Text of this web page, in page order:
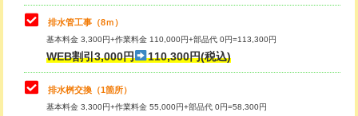
マス交換（深さ50㎝未満）
マス交換（深さ50㎝以上） 66,000円
コンクリート斫り（厚さ10㎝まで）
その他部品の脱着
交換・取付（タンク） 22,000円+材料費
交換・取付(単水栓（壁付・デッキ
式）)
排水管工事（8ｍ）
基本料金 3,300円+作業料金 110,000円+部品代 0円=113,300円
WEB割引3,000円 110,300円(税込)
排水桝交換（1箇所）
基本料金 3,300円+作業料金 55,000円+部品代 0円=58,300円